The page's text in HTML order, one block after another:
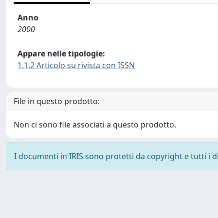
Anno
2000
Appare nelle tipologie:
1.1.2 Articolo su rivista con ISSN
File in questo prodotto:
Non ci sono file associati a questo prodotto.
I documenti in IRIS sono protetti da copyright e tutti i